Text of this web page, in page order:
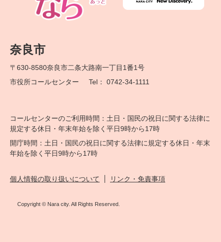
奈良市
〒630-8580奈良市二条大路南一丁目1番1号
市役所コールセンター
Tel： 0742-34-1111
コールセンターのご利用時間：土日・国民の祝日に関する法律に
規定する休日・年末年始を除く平日9時から17時
開庁時間：土日・国民の祝日に関する法律に規定する休日・年末
年始を除く平日9時から17時
個人情報の取り扱いについて リンク・免責事項
Copyright © Nara city. All Rights Reserved.